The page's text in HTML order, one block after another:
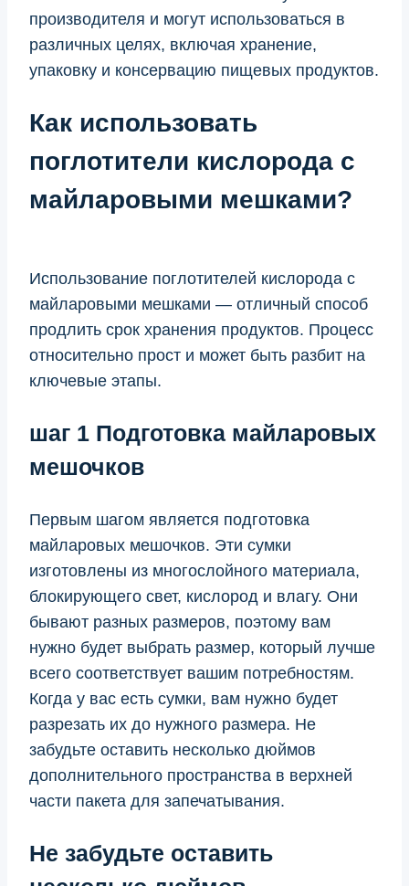
производителя и могут использоваться в
различных целях, включая хранение,
упаковку и консервацию пищевых продуктов.
Как использовать
поглотители кислорода с
майларовыми мешками?
Использование поглотителей кислорода с
майларовыми мешками — отличный способ
продлить срок хранения продуктов. Процесс
относительно прост и может быть разбит на
ключевые этапы.
шаг 1 Подготовка майларовых
мешочков
Первым шагом является подготовка
майларовых мешочков. Эти сумки
изготовлены из многослойного материала,
блокирующего свет, кислород и влагу. Они
бывают разных размеров, поэтому вам
нужно будет выбрать размер, который лучше
всего соответствует вашим потребностям.
Когда у вас есть сумки, вам нужно будет
разрезать их до нужного размера. Не
забудьте оставить несколько дюймов
дополнительного пространства в верхней
части пакета для запечатывания.
Не забудьте оставить